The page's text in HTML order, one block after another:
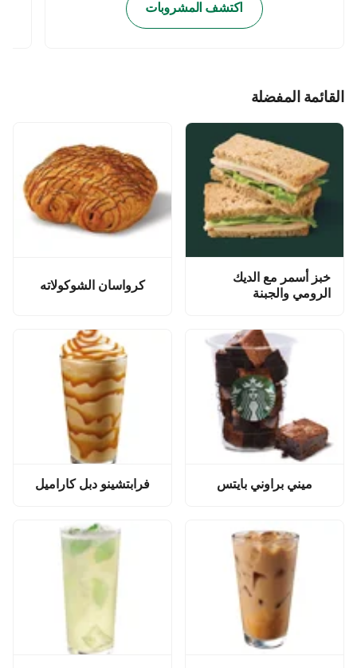
اكتشف المشروبات
القائمة المفضلة
خبز أسمر مع الديك
الرومي والجبنة
كرواسان الشوكولاته
ميني براوني بايتس فرابتشينو دبل كاراميل